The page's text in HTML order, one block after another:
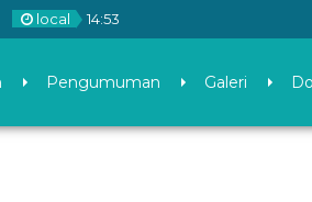
local 14:53
Pengumuman Galeri